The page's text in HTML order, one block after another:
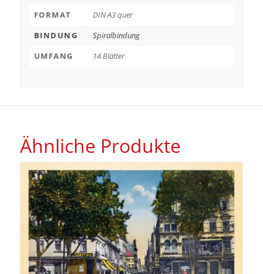
FORMAT
DIN A3 quer
BINDUNG
Spiralbindung
UMFANG
14 Blätter
Ähnliche Produkte